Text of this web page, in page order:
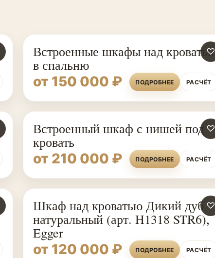
♡
Встроенные шкафы над кроватью
в спальню
от 150 000 ₽
ПОДРОБНЕЕ РАСЧЁТ
♡
Встроенный шкаф с нишей под
кровать
от 210 000 ₽
ПОДРОБНЕЕ РАСЧЁТ
♡
Шкаф над кроватью Дикий дуб
натуральный (арт. H1318 STR6),
Egger
от 120 000 ₽
ПОДРОБНЕЕ РАСЧЁТ